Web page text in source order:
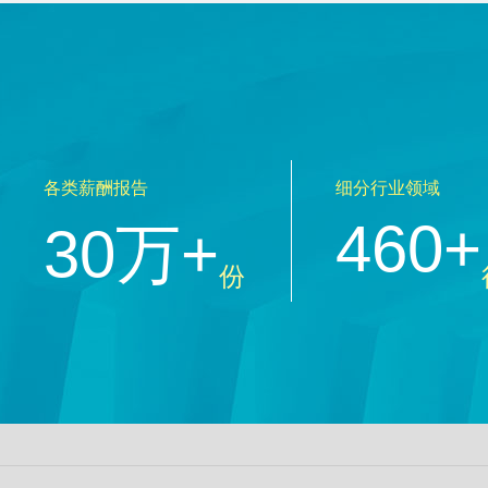
各类薪酬报告
30万+份
细分行业领域
460+